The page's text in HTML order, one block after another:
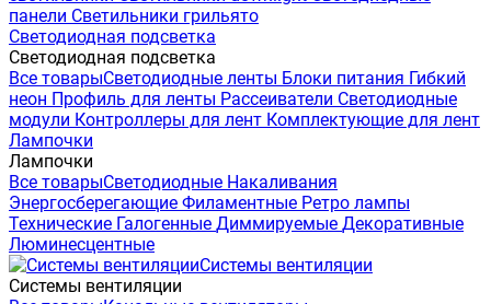
панели Светильники грильято
Светодиодная подсветка
Светодиодная подсветка
Все товарыСветодиодные ленты Блоки питания Гибкий
неон Профиль для ленты Рассеиватели Светодиодные
модули Контроллеры для лент Комплектующие для лент
Лампочки
Лампочки
Все товарыСветодиодные Накаливания
Энергосберегающие Филаментные Ретро лампы
Технические Галогенные Диммируемые Декоративные
Люминесцентные
Системы вентиляции
Системы вентиляции